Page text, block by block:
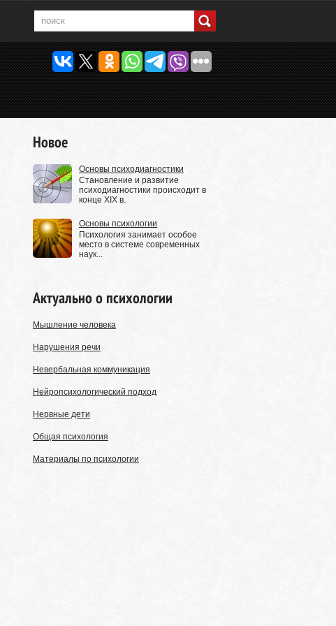
Новое
Основы психодиагностики
Становление и развитие
психодиагностики происходит в
конце XIX в.
Основы психологии
Психология занимает особое
место в системе современных
наук...
Актуально о психологии
Мышление человека
Нарушения речи
Невербальная коммуникация
Нейропсихологический подход
Нервные дети
Общая психология
Материалы по психологии